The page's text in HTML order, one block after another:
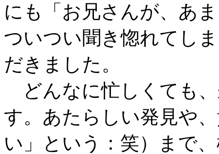
にも「お兄さんが、あ
ついつい聞き惚れてし
だきました。
どんなに忙しくても
す。あたらしい発見や
い」という：笑）まで